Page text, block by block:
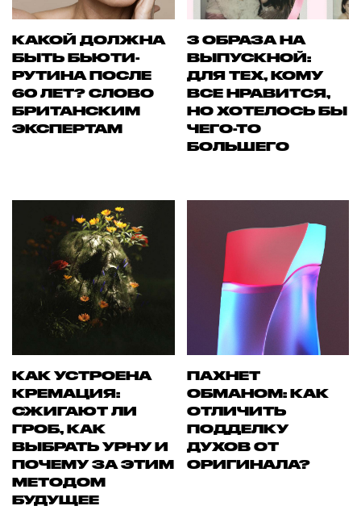
КАКОЙ ДОЛЖНА
БЫТЬ БЬЮТИ-
РУТИНА ПОСЛЕ
60 ЛЕТ? СЛОВО
БРИТАНСКИМ
ЭКСПЕРТАМ
3 ОБРАЗА НА
ВЫПУСКНОЙ:
ДЛЯ ТЕХ, КОМУ
ВСЕ НРАВИТСЯ,
НО ХОТЕЛОСЬ БЫ
ЧЕГО-ТО
БОЛЬШЕГО
КАК УСТРОЕНА
КРЕМАЦИЯ:
СЖИГАЮТ ЛИ
ГРОБ, КАК
ВЫБРАТЬ УРНУ И
ПОЧЕМУ ЗА ЭТИМ
МЕТОДОМ
БУДУЩЕЕ
ПАХНЕТ
ОБМАНОМ: КАК
ОТЛИЧИТЬ
ПОДДЕЛКУ
ДУХОВ ОТ
ОРИГИНАЛА?